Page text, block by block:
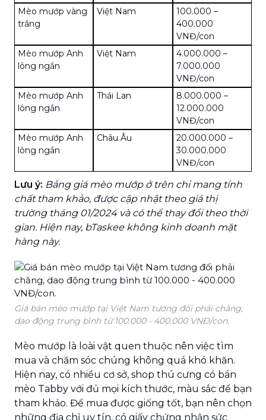
Mèo mướp vàng
trắng
Việt Nam
100.000 –
400.000
VNĐ/con
Mèo mướp Anh
lông ngắn
Việt Nam
4.000.000 –
7.000.000
VNĐ/con
Mèo mướp Anh
lông ngắn
Thái Lan
8.000.000 –
12.000.000
VNĐ/con
Mèo mướp Anh
lông ngắn
Châu Âu
20.000.000 –
30.000.000
VNĐ/con
Lưu ý: Bảng giá mèo mướp ở trên chỉ mang tính
chất tham khảo, được cập nhật theo giá thị
trường tháng 01/2024 và có thể thay đổi theo thời
gian. Hiện nay, bTaskee không kinh doanh mặt
hàng này.
Giá bán mèo mướp tại Việt Nam tương đối phải chăng,
dao động trung bình từ 100.000 - 400.000 VNĐ/con.
Mèo mướp là loài vật quen thuộc nên việc tìm
mua và chăm sóc chúng không quá khó khăn.
Hiện nay, có nhiều cơ sở, shop thú cưng có bán
mèo Tabby với đủ mọi kích thước, màu sắc để bạn
tham khảo. Để mua được giống tốt, bạn nên chọn
những địa chỉ uy tín, có giấy chứng nhận sức